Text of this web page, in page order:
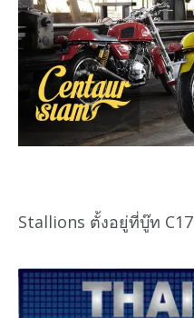
Stallions ตั้งอยู่ที่บู๊ท C17